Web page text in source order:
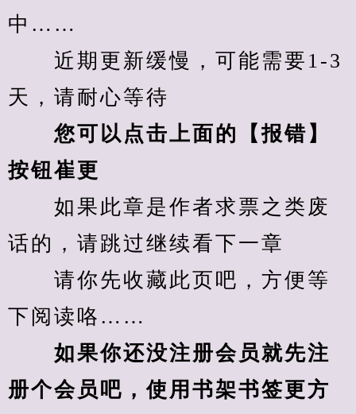
中……
近期更新缓慢，可能需要1-3
天，请耐心等待
您可以点击上面的【报错】
按钮崔更
如果此章是作者求票之类废
话的，请跳过继续看下一章
请你先收藏此页吧，方便等
下阅读咯……
如果你还没注册会员就先注
册个会员吧，使用书架书签更方